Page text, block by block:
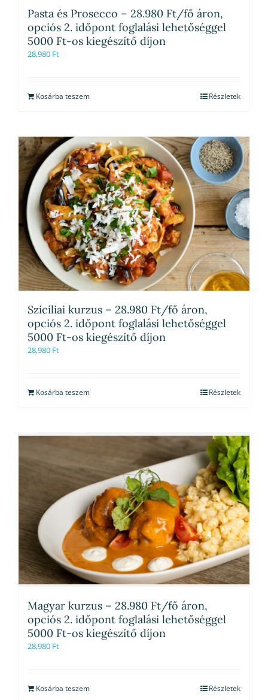
Pasta és Prosecco – 28.980 Ft/fő áron,
opciós 2. időpont foglalási lehetőséggel
5000 Ft-os kiegészítő díjon
28,980 Ft
Kosárba teszem Részletek
Szicíliai kurzus – 28.980 Ft/fő áron,
opciós 2. időpont foglalási lehetőséggel
5000 Ft-os kiegészítő díjon
28,980 Ft
Kosárba teszem Részletek
Magyar kurzus – 28.980 Ft/fő áron,
opciós 2. időpont foglalási lehetőséggel
5000 Ft-os kiegészítő díjon
28,980 Ft
Kosárba teszem Részletek